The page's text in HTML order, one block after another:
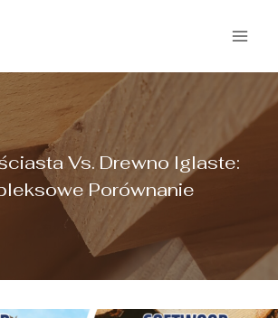
Vs. Drewno Iglaste:
Porównanie